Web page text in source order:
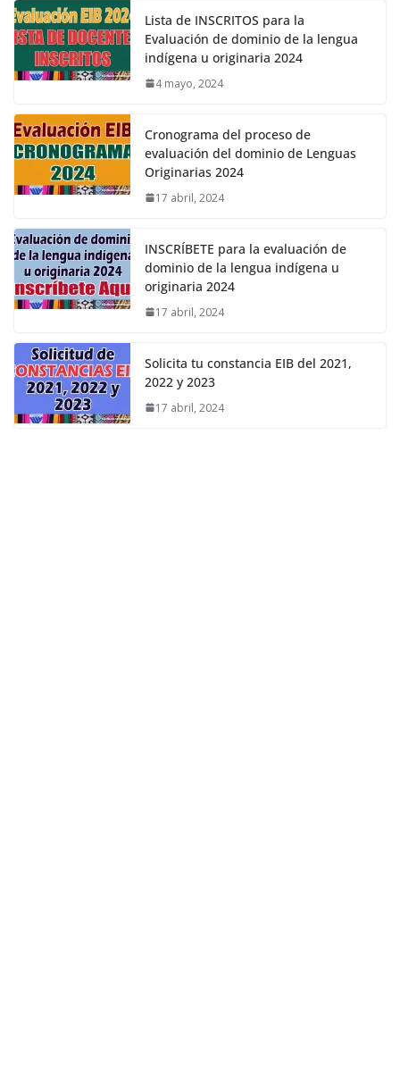
Lista de INSCRITOS para la
Evaluación de dominio de la lengua
indígena u originaria 2024
4 mayo, 2024
Cronograma del proceso de
evaluación del dominio de Lenguas
Originarias 2024
17 abril, 2024
INSCRÍBETE para la evaluación de
dominio de la lengua indígena u
originaria 2024
17 abril, 2024
Solicita tu constancia EIB del 2021,
2022 y 2023
17 abril, 2024